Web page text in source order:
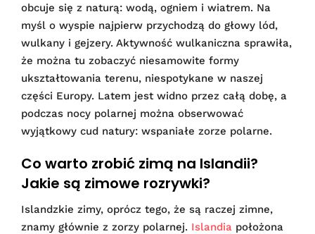
obcuje się z naturą: wodą, ogniem i wiatrem. Na
myśl o wyspie najpierw przychodzą do głowy lód,
wulkany i gejzery. Aktywność wulkaniczna sprawiła,
że można tu zobaczyć niesamowite formy
ukształtowania terenu, niespotykane w naszej
części Europy. Latem jest widno przez całą dobę, a
podczas nocy polarnej można obserwować
wyjątkowy cud natury: wspaniałe zorze polarne.
Co warto zrobić zimą na Islandii?
Jakie są zimowe rozrywki?
Islandzkie zimy, oprócz tego, że są raczej zimne,
znamy głównie z zorzy polarnej. Islandia położona